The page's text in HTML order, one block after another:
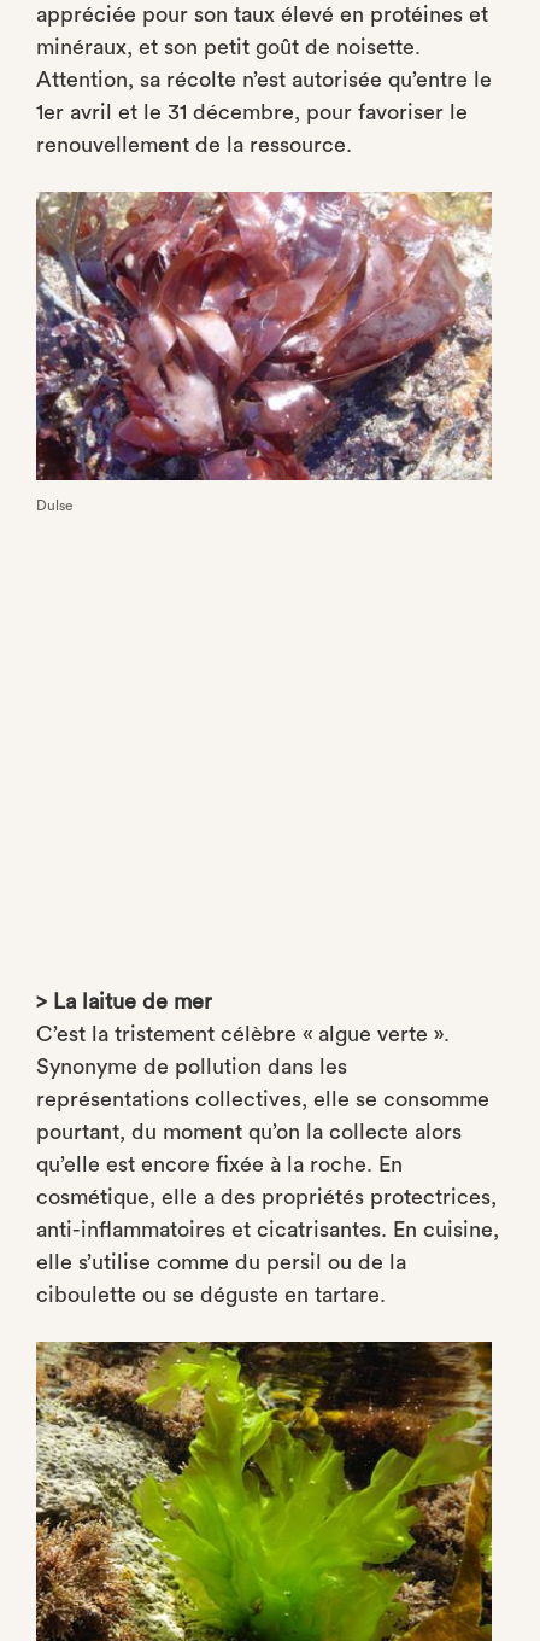
appréciée pour son taux élevé en protéines et
minéraux, et son petit goût de noisette.
Attention, sa récolte n’est autorisée qu’entre le
1er avril et le 31 décembre, pour favoriser le
renouvellement de la ressource.
Dulse
> La laitue de mer
C’est la tristement célèbre « algue verte ».
Synonyme de pollution dans les
représentations collectives, elle se consomme
pourtant, du moment qu’on la collecte alors
qu’elle est encore fixée à la roche. En
cosmétique, elle a des propriétés protectrices,
anti-inflammatoires et cicatrisantes. En cuisine,
elle s’utilise comme du persil ou de la
ciboulette ou se déguste en tartare.